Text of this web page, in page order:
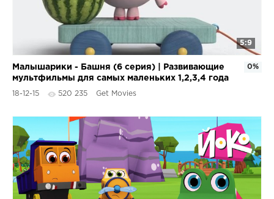
5:9
Малышарики - Башня (6 серия) | Развивающие
мультфильмы для самых маленьких 1,2,3,4 года
18-12-15 520 235 Get Movies
0%